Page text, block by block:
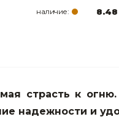
наличие: 8.48
страсть к
надежности и